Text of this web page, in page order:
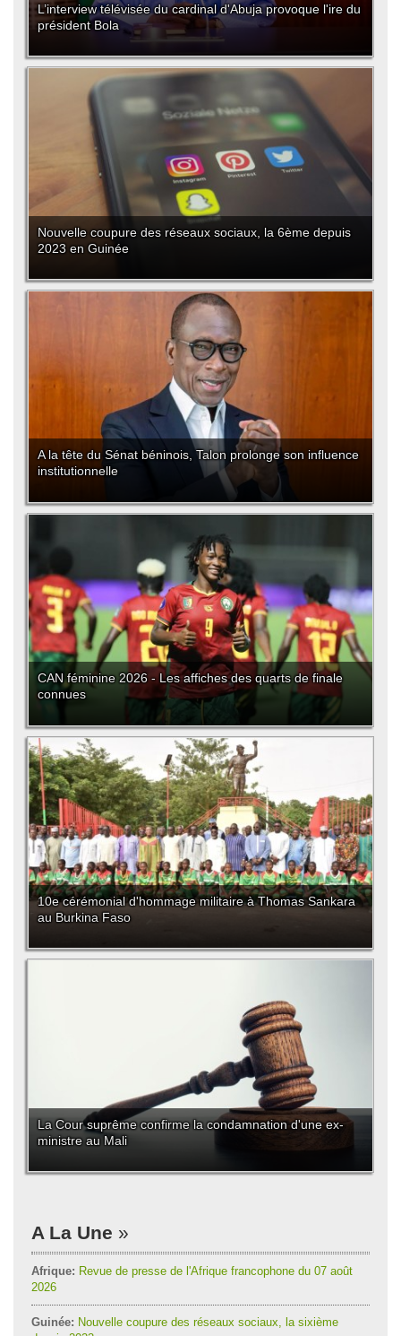
L’interview télévisée du cardinal d'Abuja provoque l'ire du
président Bola
Nouvelle coupure des réseaux sociaux, la 6ème depuis
2023 en Guinée
A la tête du Sénat béninois, Talon prolonge son influence
institutionnelle
CAN féminine 2026 - Les affiches des quarts de finale
connues
10e cérémonial d'hommage militaire à Thomas Sankara
au Burkina Faso
La Cour suprême confirme la condamnation d'une ex-
ministre au Mali
A La Une
Afrique: Revue de presse de l'Afrique francophone du 07 août
2026
Guinée: Nouvelle coupure des réseaux sociaux, la sixième